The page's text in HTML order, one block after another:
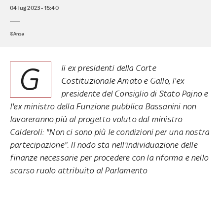
04 lug 2023 - 15:40
©Ansa
G
li ex presidenti della Corte
Costituzionale Amato e Gallo, l'ex
presidente del Consiglio di Stato Pajno e
l'ex ministro della Funzione pubblica Bassanini non
lavoreranno più al progetto voluto dal ministro
Calderoli: "Non ci sono più le condizioni per una nostra
partecipazione". Il nodo sta nell'individuazione delle
finanze necessarie per procedere con la riforma e nello
scarso ruolo attribuito al Parlamento